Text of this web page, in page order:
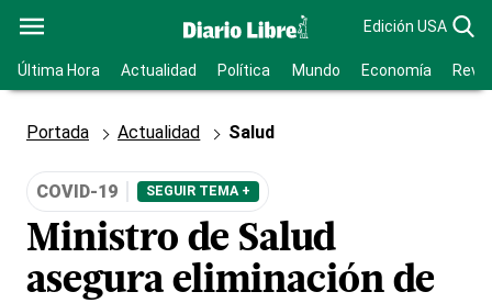
Edición USA
Última Hora Actualidad Política Mundo Economía
Portada Actualidad Salud
COVID-19 SEGUIR TEMA +
Ministro de Salud
asegura eliminación de